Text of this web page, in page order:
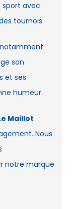
sport avec
tournois.
son
et ses
humeur.
Maillot
Nous
notre marque